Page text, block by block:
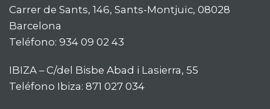
Carrer de Sants, 146, Sants-Montjuïc, 08028
Barcelona
Teléfono: 934 09 02 43
IBIZA – C/del Bisbe Abad i Lasierra, 55
Teléfono Ibiza: 871 027 034